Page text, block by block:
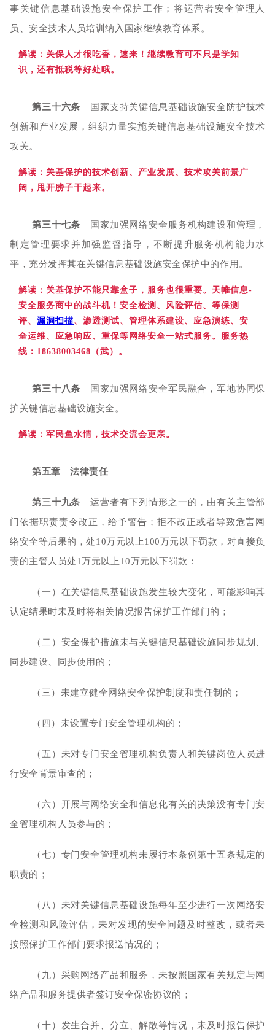
事关键信息基础设施安全保护工作；将运营者安全管理人
员、安全技术人员培训纳入国家继续教育体系。
解读：关保人 才很吃香，速来！继续教育可不只是学知
识，还有抵税等好处哦。
第三十六条 国家支持关键信息基础设施安全防护技术
创新和产业发展，组织力量实施关键信息基础设施安全技术
攻关。
解读：关基保护的技术创新、产业发展、技术攻关前景广
阔，甩开膀子干起来。
第三十七条 国家加强网络安全服务机构建设和管理，
制定管理要求并加强监督指导，不断提升服务机构能力水
平，充分发挥其在关键信息基础设施安全保护中的作用。
解读：关基保护不能只靠盒子，服务也很重要。 天帷信息-
安全服务商中的战斗机！安全检测、风险评估、等保测
评、 漏洞扫描、渗透测试、管理体系建设、应急演练、安
全运维、应急响应、重保等网络安全一站式服务。服务热
线：18638003468（武）。
第三十八条 国家加强网络安全军民融合，军地协同保
护关键信息基础设施安全。
解读：军民鱼水情，技术交流会更亲。
第五章 法律责任
第三十九条 运营者有下列情形之一的，由有关主管部
门依据职责责令改正，给予警告；拒不改正或者导致危害网
络安全等后果的，处10万元以上100万元以下罚款，对直接负
责的主管人员处1万元以上10万元以下罚款：
（一）在关键信息基础设施发生较大变化，可能影响其
认定结果时未及时将相关情况报告保护工作部门的；
（二）安全保护措施未与关键信息基础设施同步规划、
同步建设、同步使用的；
（三）未建立健全网络安全保护制度和责任制的；
（四）未设置专门安全管理机构的；
（五）未对专门安全管理机构负责人和关键岗位人员进
行安全背景审查的；
（六）开展与网络安全和信息化有关的决策没有专门安
全管理机构人员参与的；
（七）专门安全管理机构未履行本条例第十五条规定的
职责的；
（八）未对关键信息基础设施每年至少进行一次网络安
全检测和风险评估，未对发现的安全问题及时整改，或者未
按照保护工作部门要求报送情况的；
（九）采购网络产品和服务，未按照国家有关规定与网
络产品和服务提供者签订安全保密协议的；
（十）发生合并、分立、解散等情况，未及时报告保护